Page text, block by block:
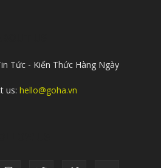
Tức - Kiến Thức Hàng Ngày
us: hello@goha.vn